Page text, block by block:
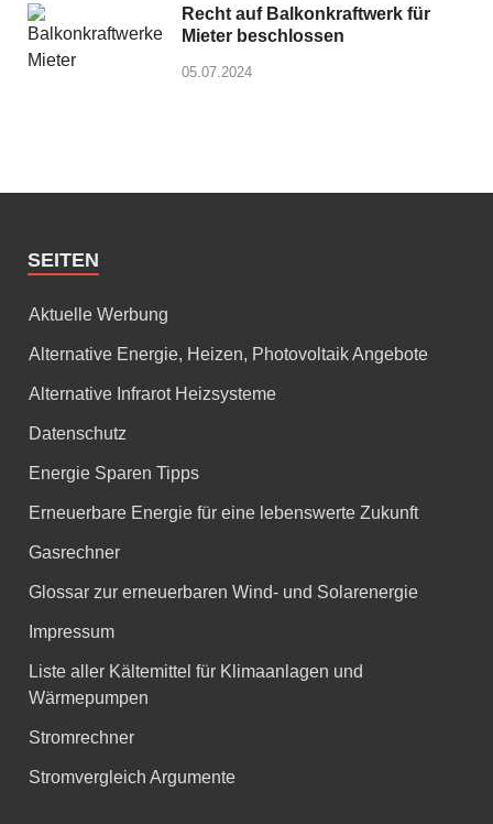
Recht auf Balkonkraftwerk für
Mieter beschlossen
05.07.2024
SEITEN
Aktuelle Werbung
Alternative Energie, Heizen, Photovoltaik Angebote
Alternative Infrarot Heizsysteme
Datenschutz
Energie Sparen Tipps
Erneuerbare Energie für eine lebenswerte Zukunft
Gasrechner
Glossar zur erneuerbaren Wind- und Solarenergie
Impressum
Liste aller Kältemittel für Klimaanlagen und
Wärmepumpen
Stromrechner
Stromvergleich Argumente